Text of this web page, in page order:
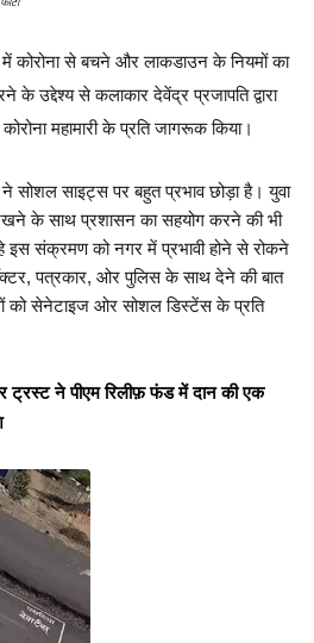
में कोरोना से बचने और लाकडाउन के नियमों का
उद्देश्य से कलाकार देवेंद्र प्रजापति द्वारा
महामारी के प्रति जागरूक किया।
ने सोशल साइट्स पर बहुत प्रभाव छोड़ा है। युवा
के साथ प्रशासन का सहयोग करने की भी
इस संक्रमण को नगर में प्रभावी होने से रोकने
पत्रकार, ओर पुलिस के साथ देने की बात
को सेनेटाइज ओर सोशल डिस्टेंस के प्रति
ट्रस्ट ने पीएम रिलीफ़ फंड में दान की एक